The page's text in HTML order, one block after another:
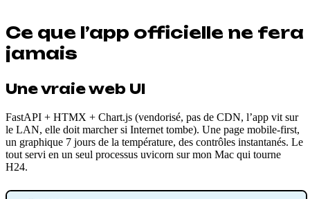
Ce que l’app officielle ne fera
jamais
Une vraie web UI
FastAPI + HTMX + Chart.js (vendorisé, pas de CDN, l’app vit sur
le LAN, elle doit marcher si Internet tombe). Une page mobile-first,
un graphique 7 jours de la température, des contrôles instantanés. Le
tout servi en un seul processus uvicorn sur mon Mac qui tourne
H24.